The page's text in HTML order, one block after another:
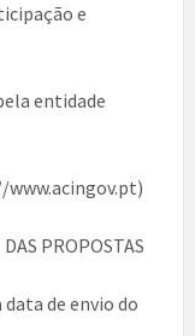
e
entidade
PROPOSTAS
data de envio do